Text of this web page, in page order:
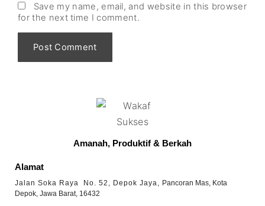
Save my name, email, and website in this browser
for the next time I comment.
Amanah, Produktif & Berkah
Alamat
Jalan Soka Raya No. 52, Depok Jaya, Pancoran Mas, Kota
Depok, Jawa Barat, 16432